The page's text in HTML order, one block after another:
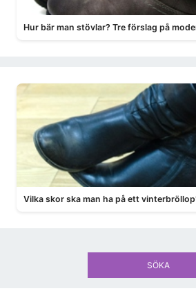
Hur bär man stövlar? Tre förslag på
Vilka skor ska man ha på ett
SÖKA